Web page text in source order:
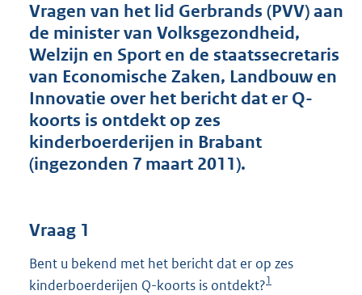
d
s
g
r
o
o
t
t
e
Vragen van het lid Gerbrands (PVV) aan
de minister van Volksgezondheid,
Welzijn en Sport en de staatssecretaris
van Economische Zaken, Landbouw en
Innovatie over het bericht dat er Q-
koorts is ontdekt op zes
kinderboerderijen in Brabant
(ingezonden 7 maart 2011).
Vraag 1
Bent u bekend met het bericht dat er op zes
kinderboerderijen Q-koorts is ontdekt?1